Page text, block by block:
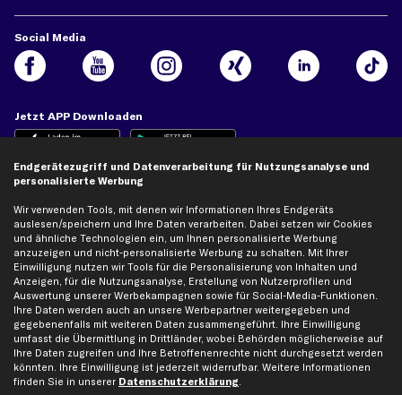
Social Media
Jetzt APP Downloaden
kfzteile24 Newsletter
Alle Angebote, Rabatte & Specials.
Ich möchte über aktuelle Vorteile und Angebote im Shop informiert werden und
willige in die Datenschutzerklärungein. Eine Abmeldung ist jederzeit möglich.
Zahlungsarten
Endgerätezugriff und Datenverarbeitung für Nutzungsanalyse und
personalisierte Werbung
Wir verwenden Tools, mit denen wir Informationen Ihres Endgeräts
auslesen/speichern und Ihre Daten verarbeiten. Dabei setzen wir Cookies
und ähnliche Technologien ein, um Ihnen personalisierte Werbung
anzuzeigen und nicht-personalisierte Werbung zu schalten. Mit Ihrer
Einwilligung nutzen wir Tools für die Personalisierung von Inhalten und
Anzeigen, für die Nutzungsanalyse, Erstellung von Nutzerprofilen und
Auswertung unserer Werbekampagnen sowie für Social-Media-Funktionen.
Ihre Daten werden auch an unsere Werbepartner weitergegeben und
gegebenenfalls mit weiteren Daten zusammengeführt. Ihre Einwilligung
umfasst die Übermittlung in Drittländer, wobei Behörden möglicherweise auf
Ihre Daten zugreifen und Ihre Betroffenenrechte nicht durchgesetzt werden
könnten. Ihre Einwilligung ist jederzeit widerrufbar. Weitere Informationen
finden Sie in unserer Datenschutzerklärung.